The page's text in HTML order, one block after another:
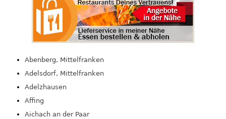
Abenberg, Mittelfranken
Adelsdorf, Mittelfranken
Adelzhausen
Affing
Aichach an der Paar